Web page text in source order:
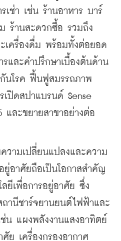
เช่า เช่น ร้านอาหาร บาร์
ร้านสะดวกซื้อ รวมถึง
เครื่องดื่ม พร้อมทั้งต่อยอด
รและคำปรึกษาเบื้องต้นด้าน
นโรค ฟื้นฟูสมรรถภาพ
ปิดสปาแบรนด์ Sense
และขยายสาขาอย่างต่อ
มเปลี่ยนแปลงและความ
ยู่อาศัยถือเป็นโอกาสสำคัญ
ลยีเพื่อการอยู่อาศัย ซึ่ง
านีชาร์จยานยนต์ไฟฟ้าและ
น แผงพลังงานแสงอาทิตย์
ย เครื่องกรองอากาศ